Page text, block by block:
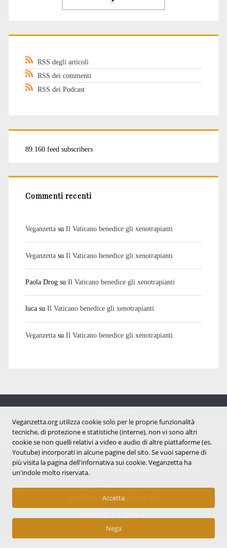
RSS degli articoli
RSS dei commenti
RSS dei Podcast
89.160 feed subscribers
Commenti recenti
Veganzettasu Il Vaticano benedice gli xenotrapianti
Veganzettasu Il Vaticano benedice gli xenotrapianti
Paola Drogsu Il Vaticano benedice gli xenotrapianti
lucasu Il Vaticano benedice gli xenotrapianti
Veganzettasu Il Vaticano benedice gli xenotrapianti
Notizie dal mondo vegan e antispecista
Copyright © 2007 - 2026 |
Informativa sui cookie (UE)|Informativa sulla Privacy|
Avvertenze e Licenza d'uso
Veganzetta.org utilizza cookie solo per le proprie funzionalità
tecniche, di protezione e statistiche (interne), non vi sono altri
cookie se non quelli relativi a video e audio di altre piattaforme (es.
Youtube) incorporati in alcune pagine del sito. Se vuoi saperne di
più visita la pagina dell'infornativa sui cookie. Veganzetta ha
un'indole molto riservata.
Accetta
Nega